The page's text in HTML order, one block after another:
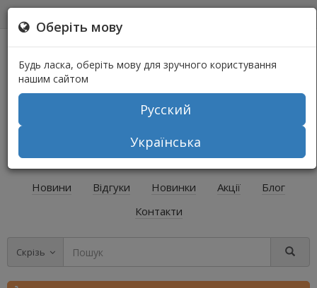
+38 (067) 541-64-04
+38 (073) 541-64-04
Новини Відгуки Новинки Акції
Блог
Контакти
Скрізь
Оберіть мову
Будь ласка, оберіть мову для зручного користування
нашим сайтом
Русский
Українська